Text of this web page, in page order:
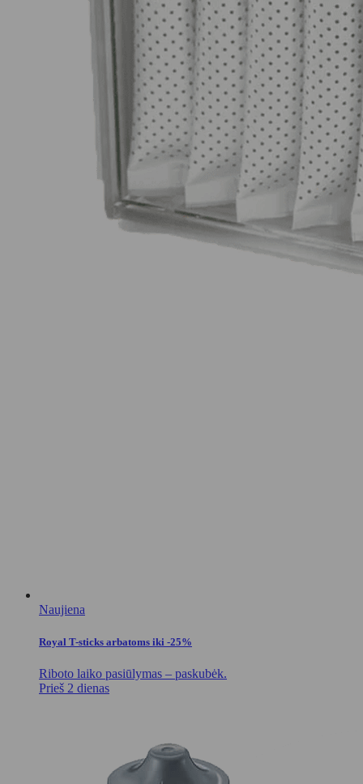
Naujiena
Royal T-sticks arbatoms iki -25%
Riboto laiko pasiūlymas – paskubėk.
Prieš 2 dienas